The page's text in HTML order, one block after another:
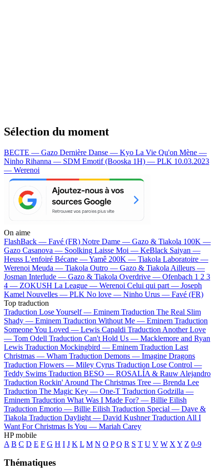
Sélection du moment
BECTE — Gazo Dernière Danse — Kyo La Vie Qu'on Mène —
Ninho Rihanna — SDM Emotif (Booska 1H) — PLK 10.03.2023
— Werenoi
On aime
FlashBack — Favé (FR) Notre Dame — Gazo & Tiakola 100K —
Gazo Casanova — Soolking Laisse Moi — KeBlack Saiyan —
Heuss L'enfoiré Bécane —Yamê 200K — Tiakola Laboratoire —
Werenoi Meuda — Tiakola Outro — Gazo & Tiakola Ailleurs —
Josman Interlude — Gazo & Tiakola Overdrive — Ofenbach 1 2 3
4 — ZOKUSH La League — Werenoi Celui qui part — Joseph
Kamel Nouvelles — PLK No love — Ninho Urus — Favé (FR)
Top traduction
Traduction Lose Yourself — Eminem Traduction The Real Slim
Shady — Eminem Traduction Without Me — Eminem Traduction
Someone You Loved — Lewis Capaldi Traduction Another Love
— Tom Odell Traduction Can't Hold Us — Macklemore and Ryan
Lewis Traduction Mockingbird — Eminem Traduction Last
Christmas — Wham Traduction Demons — Imagine Dragons
Traduction Flowers — Miley Cyrus Traduction Lose Control —
Teddy Swims Traduction BESO — ROSALÍA & Rauw Alejandro
Traduction Rockin' Around The Christmas Tree — Brenda Lee
Traduction The Magic Key — One-T Traduction Godzilla —
Eminem Traduction What Was I Made For? — Billie Eilish
Traduction Emorio — Billie Eilish Traduction Special — Dave &
Tiakola Traduction Daylight — David Kushner Traduction All I
Want For Christmas Is You — Mariah Carey
HP mobile
A B C D E F G H I J K L M N O P Q R S T U V W X Y Z 0-9
Thématiques